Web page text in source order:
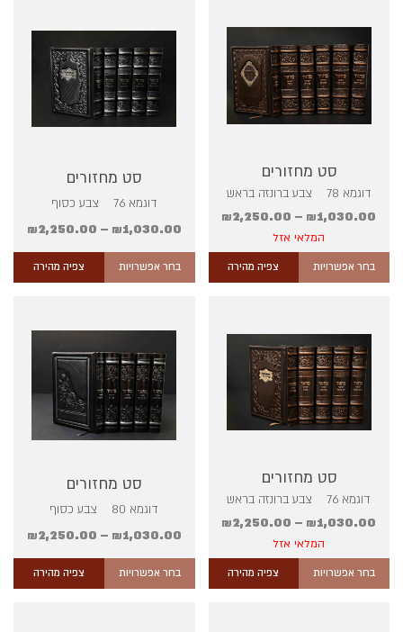
סט מחזורים
דוגמא 78 צבע ברונזה בראש
₪1,030.00
–
₪2,250.00
המלאי אזל
בחר אפשרויות צפיה מהירה
סט מחזורים
דוגמא 76 צבע כסוף
₪1,030.00
–
₪2,250.00
בחר אפשרויות צפיה מהירה
סט מחזורים
דוגמא 76 צבע ברונזה בראש
₪1,030.00
–
₪2,250.00
המלאי אזל
בחר אפשרויות צפיה מהירה
סט מחזורים
דוגמא 80 צבע כסוף
₪1,030.00
–
₪2,250.00
בחר אפשרויות צפיה מהירה